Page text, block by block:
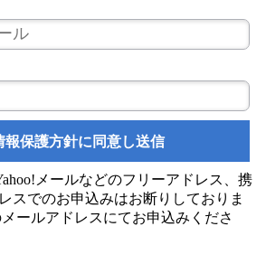
報保護方針に同意し送信
メールなどのフリーアドレス、携
スでのお申込みはお断りしておりま
ールアドレスにてお申込みくださ